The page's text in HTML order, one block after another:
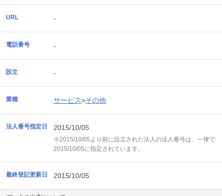
URL -
電話番号 -
設立 -
業種 サービス>その他
法人番号指定日 2015/10/05
※2015/10/05より前に設立された法人の法人番号は、一律で
2015/10/05に指定されています。
最終登記更新日 2015/10/05